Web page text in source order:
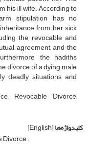
his ill wife. According to
stipulation has no
from her sick
the revocable and
agreement, and the
the hadiths
divorce of a dying male
deadly situations and
Revocable Divorce,
کلیدواژه‌ها[English]
Divorce